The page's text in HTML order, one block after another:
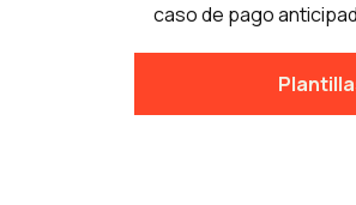
caso de pago